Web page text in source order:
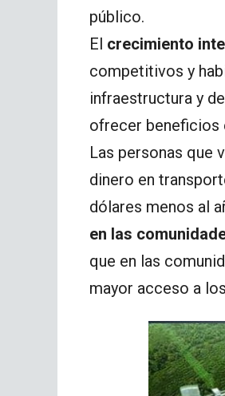
público.
El crecimiento
competitivos y
infraestructura y
ofrecer beneficios
Las personas que
dinero en
dólares menos al
en las
que en las
mayor acceso a